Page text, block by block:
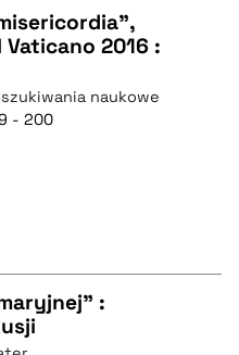
2016 :
naukowe
- 200
: